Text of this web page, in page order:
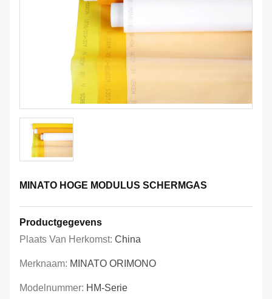
MINATO HOGE MODULUS SCHERMGAS
Productgegevens
Plaats Van Herkomst: China
Merknaam: MINATO ORIMONO
Modelnummer: HM-Serie